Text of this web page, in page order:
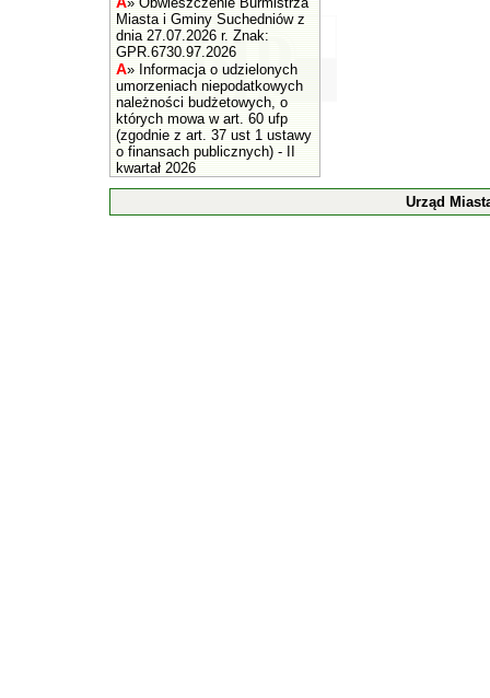
Miasta i Gminy Suchedniów z
dnia 27.07.2026 r. Znak:
GPR.6730.97.2026
A» Informacja o udzielonych
umorzeniach niepodatkowych
należności budżetowych, o
których mowa w art. 60 ufp
(zgodnie z art. 37 ust 1 ustawy
o finansach publicznych) - II
kwartał 2026
Urząd